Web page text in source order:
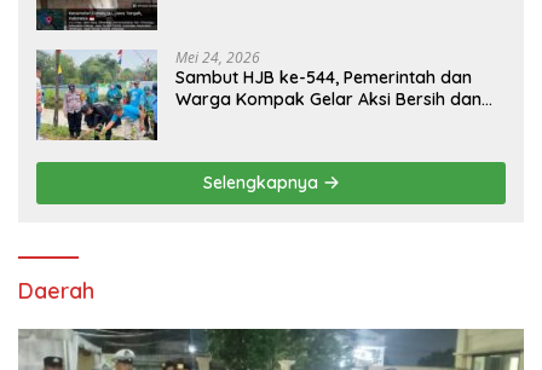
Mei 24, 2026
Sambut HJB ke-544, Pemerintah dan
Warga Kompak Gelar Aksi Bersih dan
Selengkapnya
Daerah